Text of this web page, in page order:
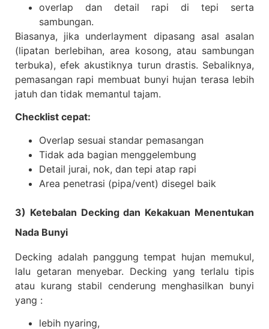
overlap dan detail rapi di tepi serta
sambungan.
Biasanya, jika underlayment dipasang asal asalan
(lipatan berlebihan, area kosong, atau sambungan
terbuka), efek akustiknya turun drastis. Sebaliknya,
pemasangan rapi membuat bunyi hujan terasa lebih
jatuh dan tidak memantul tajam.
Checklist cepat:
Overlap sesuai standar pemasangan
Tidak ada bagian menggelembung
Detail jurai, nok, dan tepi atap rapi
Area penetrasi (pipa/vent) disegel baik
3) Ketebalan Decking dan Kekakuan Menentukan
Nada Bunyi
Decking adalah panggung tempat hujan memukul,
lalu getaran menyebar. Decking yang terlalu tipis
atau kurang stabil cenderung menghasilkan bunyi
yang :
lebih nyaring,